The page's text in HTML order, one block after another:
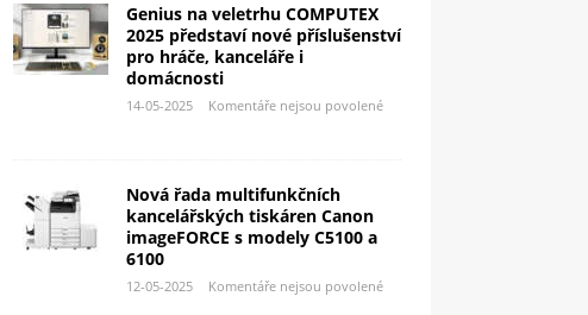
Genius na veletrhu COMPUTEX
2025 představí nové příslušenství
pro hráče, kanceláře i
domácnosti
14-05-2025 Komentáře nejsou povolené
Nová řada multifunkčních
kancelářských tiskáren Canon
imageFORCE s modely C5100 a
6100
12-05-2025 Komentáře nejsou povolené